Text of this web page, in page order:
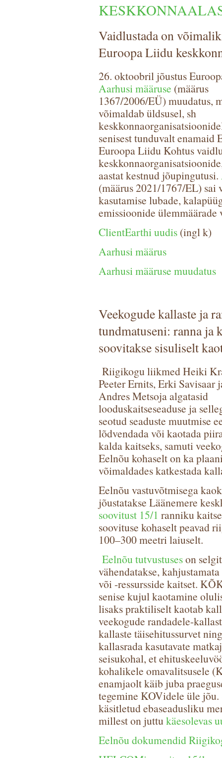
Vaidlustada on
Euroopa Liidu
26. oktoobril jõustus
Aarhusi määruse (määrus
1367/2006/EÜ) muudatus,
võimaldab üldsusel, sh
senisest tunduvalt enamaid
Euroopa Liidu Kohtus
aastat kestnud jõupingutusi.
(määrus 2021/1767/EL)
kasutamise lubade,
emissioonide ülemmäärade
ClientEarthi uudis(ingl k)
Aarhusi määrus
Aarhusi määruse muudatus
Veekogude kallaste ja
tundmatuseni: ranna ja
soovitakse sisuliselt
Riigikogu liikmed Heiki
Peeter Ernits, Erki Savisaar
Andres Metsoja algatasid
looduskaitseseaduse ja
seotud seaduste muutmise
lõdvendada või kaotada
kalda kaitseks, samuti
Eelnõu kohaselt on ka
võimaldades katkestada
Eelnõu vastuvõtmisega
jõustatakse Läänemere
soovitust 15/1 ranniku
soovituse kohaselt peavad
100–300 meetri laiuselt.
Eelnõu tutvustuseson
vähendatakse,
või -ressursside kaitset.
senise kujul kaotamine
lisaks praktiliselt kaotab
veekogude randadele-
kallaste täisehitussurvet
kallasrada kasutavate
seisukohal, et
kohalikele omavalitsusele
enamjaolt käib juba
tegemine KOVidele üle
käsitletud ebaseadusliku
millest on juttu käesolevas
Eelnõu dokumendid